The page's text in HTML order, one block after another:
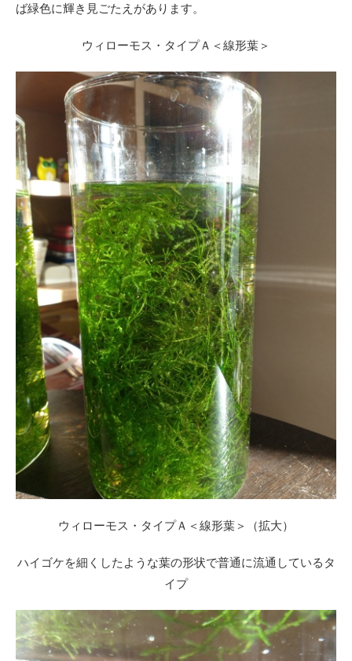
ば緑色に輝き見ごたえがあります。
ウィローモス・タイプＡ＜線形葉＞
ウィローモス・タイプＡ＜線形葉＞（拡大）
ハイゴケを細くしたような葉の形状で普通に流通しているタ
イプ